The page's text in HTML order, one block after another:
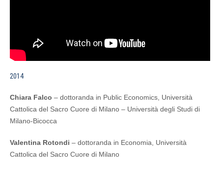
2014
Chiara Falco – dottoranda in Public Economics, Università
Cattolica del Sacro Cuore di Milano – Università degli Studi di
Milano-Bicocca
Valentina Rotondi– dottoranda in Economia, Università
Cattolica del Sacro Cuore di Milano